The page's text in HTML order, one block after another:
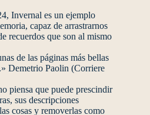
Invernal es un ejemplo
capaz de arrastrarnos
recuerdos que son al mismo
de las páginas más bellas
Demetrio Paolin (Corriere
piensa que puede prescindir
sus descripciones
cosas y removerlas como